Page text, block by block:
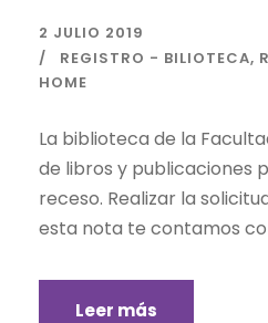
2 JULIO 2019
REGISTRO - BILIOTECA,
HOME
La biblioteca de la
de libros y publicaciones
receso. Realizar la
esta nota te contamos
Leer más